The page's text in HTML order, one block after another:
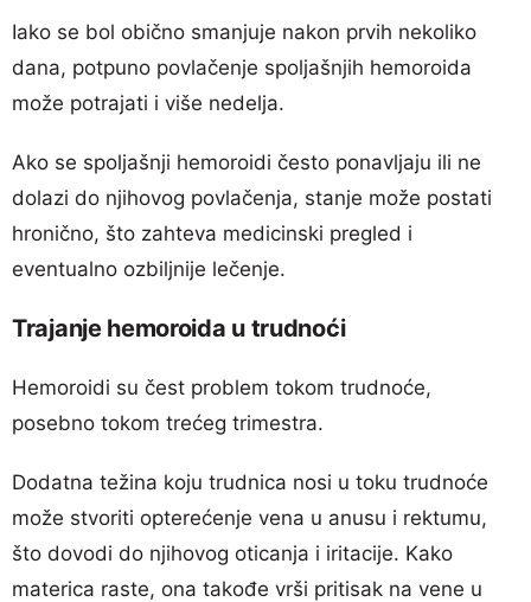
Iako se bol obično smanjuje nakon prvih nekoliko
dana, potpuno povlačenje spoljašnjih hemoroida
može potrajati i više nedelja.
Ako se spoljašnji hemoroidi često ponavljaju ili ne
dolazi do njihovog povlačenja, stanje može postati
hronično, što zahteva medicinski pregled i
eventualno ozbiljnije lečenje.
Trajanje hemoroida u trudnoći
Hemoroidi su čest problem tokom trudnoće,
posebno tokom trećeg trimestra.
Dodatna težina koju trudnica nosi u toku trudnoće
može stvoriti opterećenje vena u anusu i rektumu,
što dovodi do njihovog oticanja i iritacije. Kako
materica raste, ona takođe vrši pritisak na vene u